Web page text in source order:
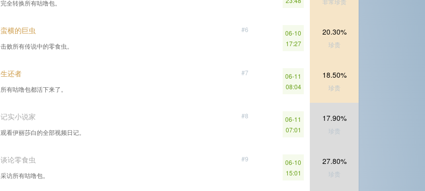
完全转换所有咕噜包。
#6
蛮横的巨虫
击败所有传说中的零食虫。
06-10
17:27
20.30%
珍贵
#7
生还者
所有咕噜包都活下来了。
06-11
08:04
18.50%
珍贵
#8
记实小说家
观看伊丽莎白的全部视频日记。
06-11
07:01
17.90%
珍贵
#9
谈论零食虫
采访所有咕噜包。
06-10
15:01
27.80%
珍贵